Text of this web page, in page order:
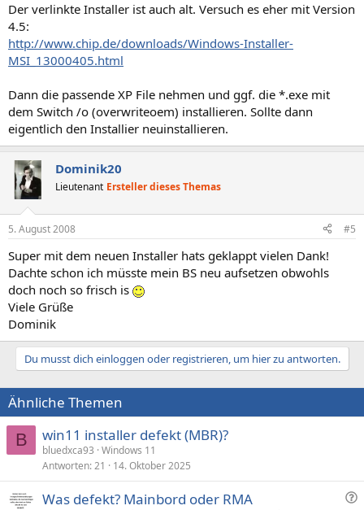
Der verlinkte Installer ist auch alt. Versuch es eher mit Version
4.5:
http://www.chip.de/downloads/Windows-Installer-
MSI_13000405.html
Dann die passende XP File nehmen und ggf. die *.exe mit
dem Switch /o (overwriteoem) installieren. Sollte dann
eigentlich den Installier neuinstallieren.
Dominik20
Lieutenant Ersteller dieses Themas
5. August 2008 #5
Super mit dem neuen Installer hats geklappt vielen Dank!
Dachte schon ich müsste mein BS neu aufsetzen obwohls
doch noch so frisch is
Viele Grüße
Dominik
Du musst dich einloggen oder registrieren, um hier zu antworten.
Ähnliche Themen
B win11 installer defekt (MBR)?
bluedxca93 Windows 11
Antworten 21 14. Oktober 2025
F
Was defekt? Mainbord oder RMA